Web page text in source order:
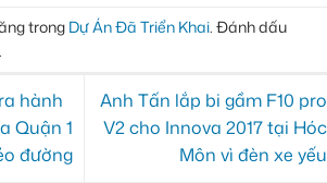
trong Dự Án Đã Triển Khai. Đánh dấu
.
hành
Quận 1
đường
Anh Tấn lắp bi gầm F10 pro
V2 cho Innova 2017 tại Hóc
Môn vì đèn xe yếu